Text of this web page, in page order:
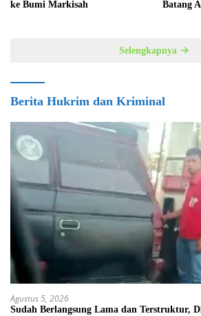
ke Bumi Markisah Batang
Selengkapnya
Berita Hukrim dan Kriminal
Agustus 5, 2026
Sudah Berlangsung Lama dan Terstruktur,